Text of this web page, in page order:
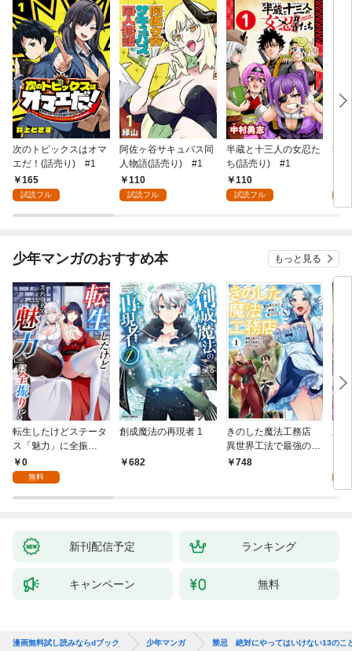
次のトピックスはオマ
エだ！(話売り) #1
165
試読フル
阿佐ヶ谷サキュバス同
人物語(話売り) #1
110
試読フル
半蔵と十三人の女忍た
ち(話売り) #1
110
試読フル
弱
少年マンガのおすすめ本 もっと見る
転生したけどステータ
ス「魅力」に全振
り！？(1)
0
無料
創成魔法の再現者 1
682
きのした魔法工務店
異世界工法で最強の家
づくりを（コミック）
748
兆
る
新刊配信予定 ランキング
キャンペーン 無料
漫画無料試し読みならdブック 少年マンガ 禁忌 絶対にやってはいけない13のこ